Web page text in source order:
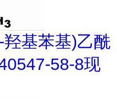
基苯基)乙酰
58-8现